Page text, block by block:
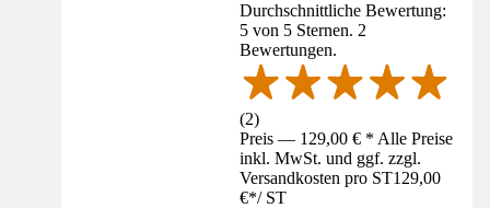
Durchschnittliche Bewertung:
5 von 5 Sternen. 2
Bewertungen.
(2)
Preis — 129,00 € * Alle Preise
inkl. MwSt. und ggf. zzgl.
Versandkosten pro ST129,00
€*/ ST